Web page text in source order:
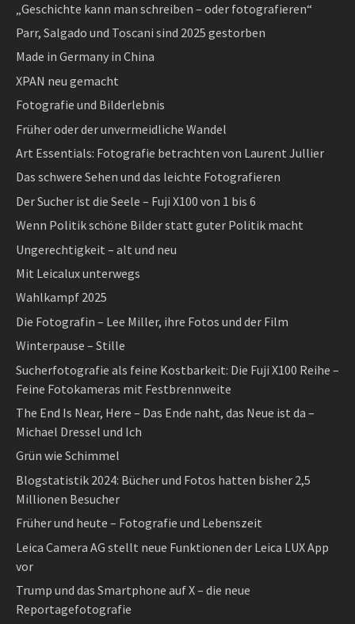
„Geschichte kann man schreiben – oder fotografieren“
Parr, Salgado und Toscani sind 2025 gestorben
Made in Germany in China
XPAN neu gemacht
Fotografie und Bilderlebnis
Früher oder der unvermeidliche Wandel
Art Essentials: Fotografie betrachten von Laurent Jullier
Das schwere Sehen und das leichte Fotografieren
Der Sucher ist die Seele – Fuji X100 von 1 bis 6
Wenn Politik schöne Bilder statt guter Politik macht
Ungerechtigkeit – alt und neu
Mit Leicalux unterwegs
Wahlkampf 2025
Die Fotografin – Lee Miller, ihre Fotos und der Film
Winterpause – Stille
Sucherfotografie als feine Kostbarkeit: Die Fuji X100 Reihe –
Feine Fotokameras mit Festbrennweite
The End Is Near, Here – Das Ende naht, das Neue ist da –
Michael Dressel und Ich
Grün wie Schimmel
Blogstatistik 2024: Bücher und Fotos hatten bisher 2,5
Millionen Besucher
Früher und heute – Fotografie und Lebenszeit
Leica Camera AG stellt neue Funktionen der Leica LUX App
vor
Trump und das Smartphone auf X – die neue
Reportagefotografie